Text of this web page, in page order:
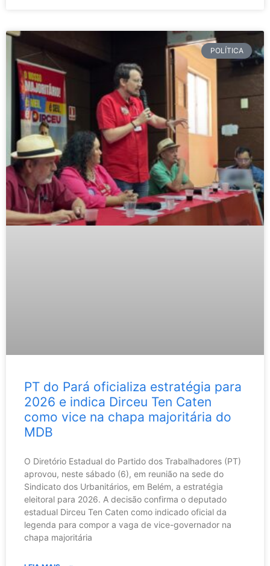
POLÍTICA
PT do Pará oficializa estratégia para
2026 e indica Dirceu Ten Caten
como vice na chapa majoritária do
MDB
O Diretório Estadual do Partido dos Trabalhadores (PT)
aprovou, neste sábado (6), em reunião na sede do
Sindicato dos Urbanitários, em Belém, a estratégia
eleitoral para 2026. A decisão confirma o deputado
estadual Dirceu Ten Caten como indicado oficial da
legenda para compor a vaga de vice-governador na
chapa majoritária